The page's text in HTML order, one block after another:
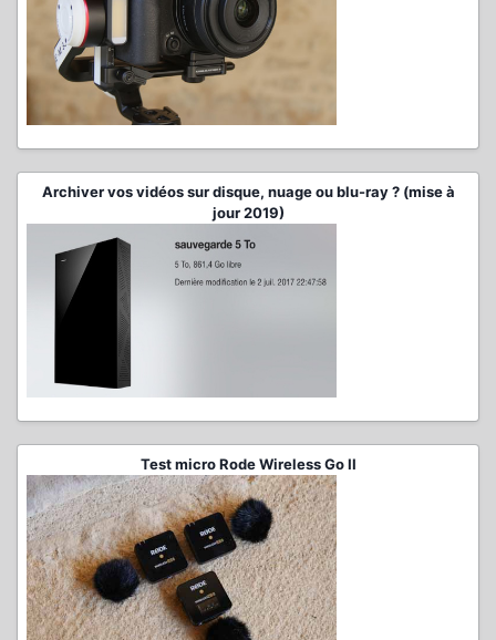
Archiver vos vidéos sur disque, nuage ou blu-ray ? (mise à
jour 2019)
Test micro Rode Wireless Go II